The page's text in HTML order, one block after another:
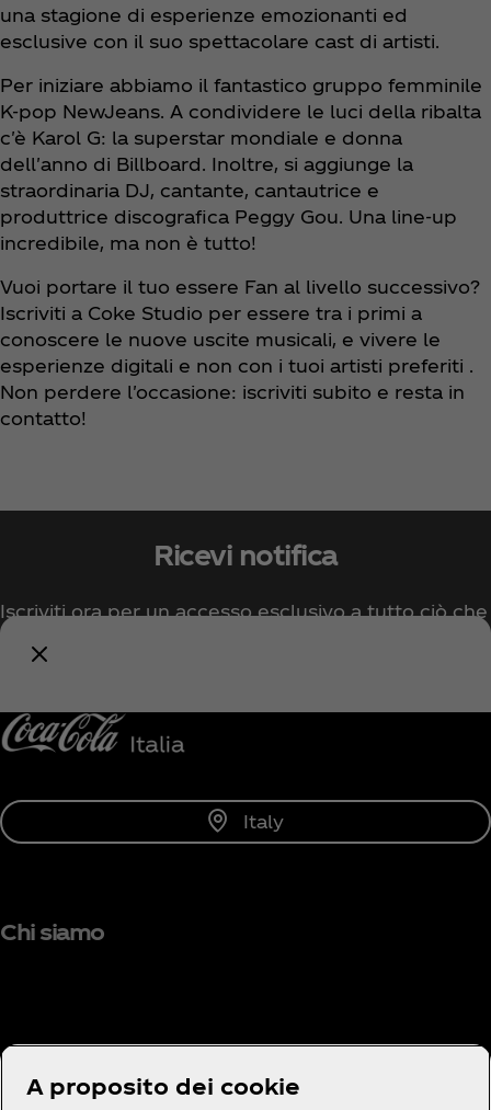
una stagione di esperienze emozionanti ed
esclusive con il suo spettacolare cast di artisti.
Per iniziare abbiamo il fantastico gruppo femminile
K-pop NewJeans. A condividere le luci della ribalta
c'è Karol G: la superstar mondiale e donna
dell'anno di Billboard. Inoltre, si aggiunge la
straordinaria DJ, cantante, cantautrice e
produttrice discografica Peggy Gou. Una line-up
incredibile, ma non è tutto!
Vuoi portare il tuo essere Fan al livello successivo?
Iscriviti a Coke Studio per essere tra i primi a
conoscere le nuove uscite musicali, e vivere le
esperienze digitali e non con i tuoi artisti preferiti .
Non perdere l'occasione: iscriviti subito e resta in
contatto!
Ricevi notifica
Iscriviti ora per un accesso esclusivo a tutto ciò che
riguarda Coca‑Cola!
Italy
Chi siamo
Hai bisogno di aiuto?
A proposito dei cookie